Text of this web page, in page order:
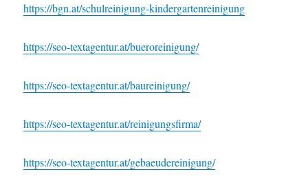
https://bgn.at/schulreinigung-kindergartenreinigung
https://seo-textagentur.at/bueroreinigung/
https://seo-textagentur.at/baureinigung/
https://seo-textagentur.at/reinigungsfirma/
https://seo-textagentur.at/gebaeudereinigung/